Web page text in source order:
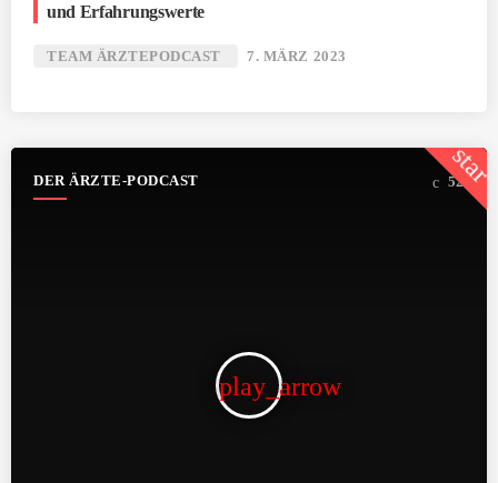
und Erfahrungswerte
TEAM ÄRZTEPODCAST 7. MÄRZ 2023
DER ÄRZTE-PODCAST
play_arrow
52
star